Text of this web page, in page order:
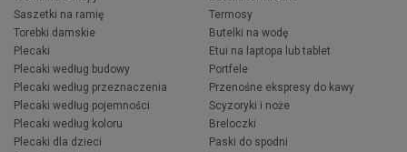
Saszetki na ramię
Torebki damskie
Plecaki
Plecaki według budowy
Plecaki według przeznaczenia
Plecaki według pojemności
Plecaki według koloru
Plecaki dla dzieci
Termosy
Butelki na wodę
Etui na laptopa lub tablet
Portfele
Przenośne ekspresy do kawy
Scyzoryki i noże
Breloczki
Paski do spodni